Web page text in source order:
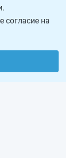
согласие на